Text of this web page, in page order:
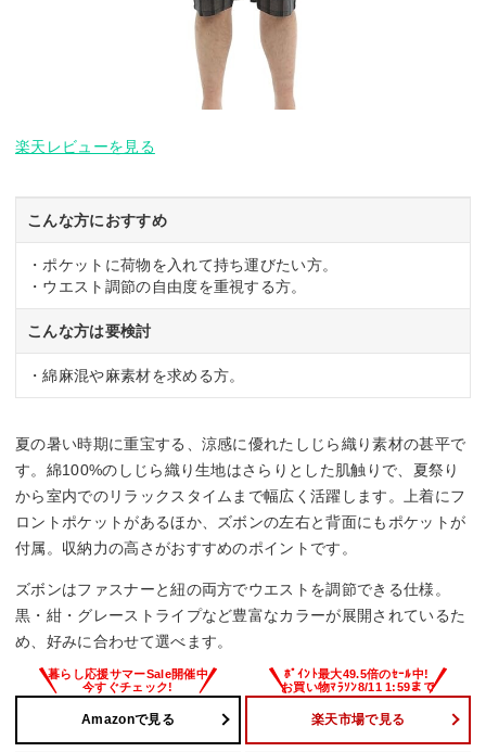
楽天レビューを見る
こんな方におすすめ
・ポケットに荷物を入れて持ち運びたい方。
・ウエスト調節の自由度を重視する方。
こんな方は要検討
・綿麻混や麻素材を求める方。
夏の暑い時期に重宝する、涼感に優れたしじら織り素材の甚平で
す。綿100%のしじら織り生地はさらりとした肌触りで、夏祭り
から室内でのリラックスタイムまで幅広く活躍します。上着にフ
ロントポケットがあるほか、ズボンの左右と背面にもポケットが
付属。収納力の高さがおすすめのポイントです。
ズボンはファスナーと紐の両方でウエストを調節できる仕様。
黒・紺・グレーストライプなど豊富なカラーが展開されているた
め、好みに合わせて選べます。
Amazonで見る 楽天市場で見る